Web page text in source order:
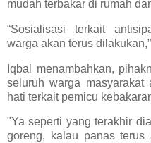
mudah terbakar di rumah
“Sosialisasi terkait
warga akan terus
Iqbal menambahkan,
seluruh warga
hati terkait pemicu
"Ya seperti yang terakhir
goreng, kalau panas